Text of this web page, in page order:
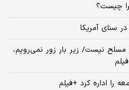
چیست؟
سنای آمریکا
نیست/ زیر بار زور نمی‌رویم،
را اداره کرد +فیلم